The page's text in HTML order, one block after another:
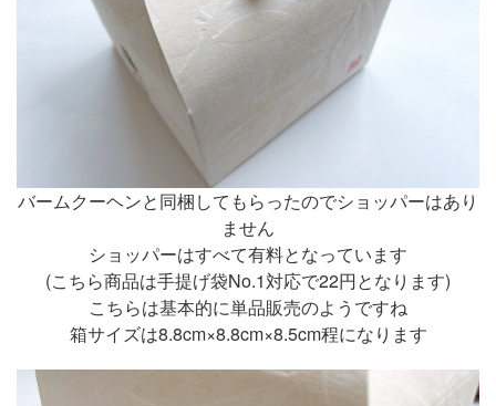
バームクーヘンと同梱してもらったのでショッパーはあり
ません
ショッパーはすべて有料となっています
(こちら商品は手提げ袋No.1対応で22円となります)
こちらは基本的に単品販売のようですね
箱サイズは8.8cm×8.8cm×8.5cm程になります